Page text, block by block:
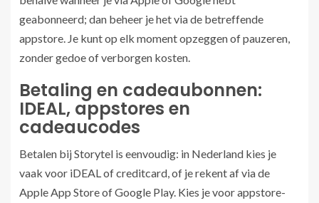
geabonneerd; dan beheer je het via de betreffende
appstore. Je kunt op elk moment opzeggen of pauzeren,
zonder gedoe of verborgen kosten.
Betaling en cadeaubonnen:
IDEAL, appstores en
cadeaucodes
Betalen bij Storytel is eenvoudig: in Nederland kies je
vaak voor iDEAL of creditcard, of je rekent af via de
Apple App Store of Google Play. Kies je voor appstore-